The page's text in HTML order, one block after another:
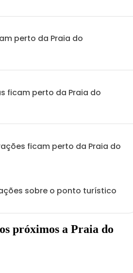
perto da Praia do
ficam perto da Praia do
ficam perto da Praia do
sobre o ponto turístico
próximos a Praia do